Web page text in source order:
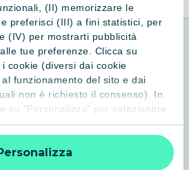
(II) memorizzare le
preferisci (III) a fini statistici, per
(IV) per mostrarti pubblicità
tue preferenze. Clicca su
cookie (diversi dai cookie
funzionamento del sito e dai
non è richiesto il consenso). In
su "Personalizza" per selezionare
desideri accettare. Cliccando sulla
vengono lasciate invariate e
continuare senza cookie o altri
diversi da quelli tecnici. Per